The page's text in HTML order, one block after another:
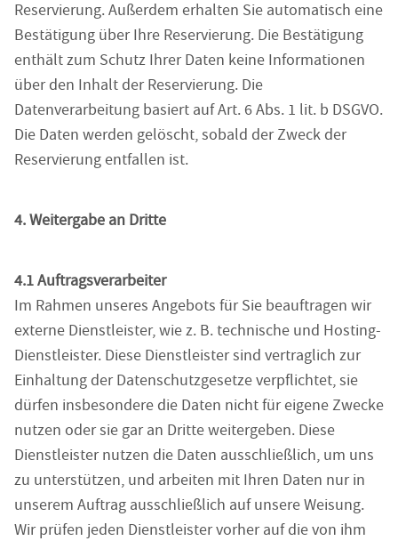
Reservierung. Außerdem erhalten Sie automatisch eine
Bestätigung über Ihre Reservierung. Die Bestätigung
enthält zum Schutz Ihrer Daten keine Informationen
über den Inhalt der Reservierung. Die
Datenverarbeitung basiert auf Art. 6 Abs. 1 lit. b DSGVO.
Die Daten werden gelöscht, sobald der Zweck der
Reservierung entfallen ist.
4. Weitergabe an Dritte
4.1 Auftragsverarbeiter
Im Rahmen unseres Angebots für Sie beauftragen wir
externe Dienstleister, wie z. B. technische und Hosting-
Dienstleister. Diese Dienstleister sind vertraglich zur
Einhaltung der Datenschutzgesetze verpflichtet, sie
dürfen insbesondere die Daten nicht für eigene Zwecke
nutzen oder sie gar an Dritte weitergeben. Diese
Dienstleister nutzen die Daten ausschließlich, um uns
zu unterstützen, und arbeiten mit Ihren Daten nur in
unserem Auftrag ausschließlich auf unsere Weisung.
Wir prüfen jeden Dienstleister vorher auf die von ihm